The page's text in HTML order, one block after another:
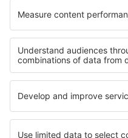
Mina bokningar
Integritetspolicy
Support och kontakt
Integritet